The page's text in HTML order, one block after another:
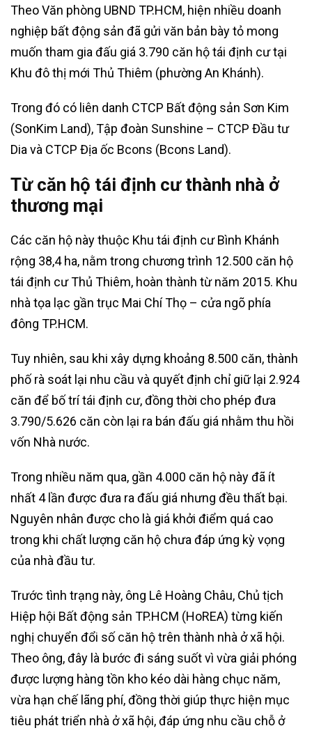
Theo Văn phòng UBND TP.HCM, hiện nhiều doanh
nghiệp bất động sản đã gửi văn bản bày tỏ mong
muốn tham gia đấu giá 3.790 căn hộ tái định cư tại
Khu đô thị mới Thủ Thiêm (phường An Khánh).
Trong đó có liên danh CTCP Bất động sản Sơn Kim
(SonKim Land), Tập đoàn Sunshine – CTCP Đầu tư
Dia và CTCP Địa ốc Bcons (Bcons Land).
Từ căn hộ tái định cư thành nhà ở
thương mại
Các căn hộ này thuộc Khu tái định cư Bình Khánh
rộng 38,4 ha, nằm trong chương trình 12.500 căn hộ
tái định cư Thủ Thiêm, hoàn thành từ năm 2015. Khu
nhà tọa lạc gần trục Mai Chí Thọ – cửa ngõ phía
đông TP.HCM.
Tuy nhiên, sau khi xây dựng khoảng 8.500 căn, thành
phố rà soát lại nhu cầu và quyết định chỉ giữ lại 2.924
căn để bố trí tái định cư, đồng thời cho phép đưa
3.790/5.626 căn còn lại ra bán đấu giá nhằm thu hồi
vốn Nhà nước.
Trong nhiều năm qua, gần 4.000 căn hộ này đã ít
nhất 4 lần được đưa ra đấu giá nhưng đều thất bại.
Nguyên nhân được cho là giá khởi điểm quá cao
trong khi chất lượng căn hộ chưa đáp ứng kỳ vọng
của nhà đầu tư.
Trước tình trạng này, ông Lê Hoàng Châu, Chủ tịch
Hiệp hội Bất động sản TP.HCM (HoREA) từng kiến
nghị chuyển đổi số căn hộ trên thành nhà ở xã hội.
Theo ông, đây là bước đi sáng suốt vì vừa giải phóng
được lượng hàng tồn kho kéo dài hàng chục năm,
vừa hạn chế lãng phí, đồng thời giúp thực hiện mục
tiêu phát triển nhà ở xã hội, đáp ứng nhu cầu chỗ ở